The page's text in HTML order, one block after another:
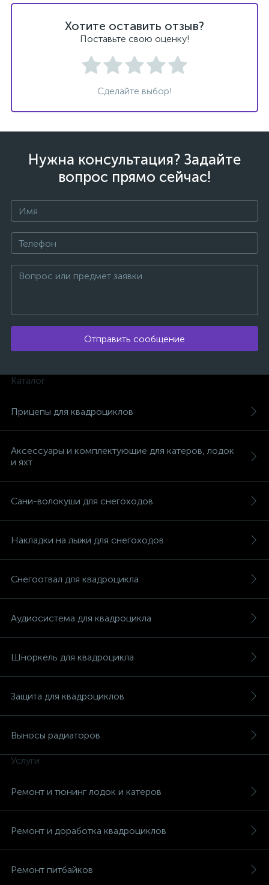
Хотите оставить отзыв?
Поставьте свою оценку!
Сделайте выбор!
Нужна консультация? Задайте
вопрос прямо сейчас!
Отправить сообщение
Каталог
Прицепы для квадроциклов
Аксессуары и комплектующие для катеров, лодок
и яхт
Сани-волокуши для снегоходов
Накладки на лыжи для снегоходов
Снегоотвал для квадроцикла
Аудиосистема для квадроцикла
Шноркель для квадроцикла
Защита для квадроциклов
Выносы радиаторов
Услуги
Ремонт и тюнинг лодок и катеров
Ремонт и доработка квадроциклов
Ремонт питбайков